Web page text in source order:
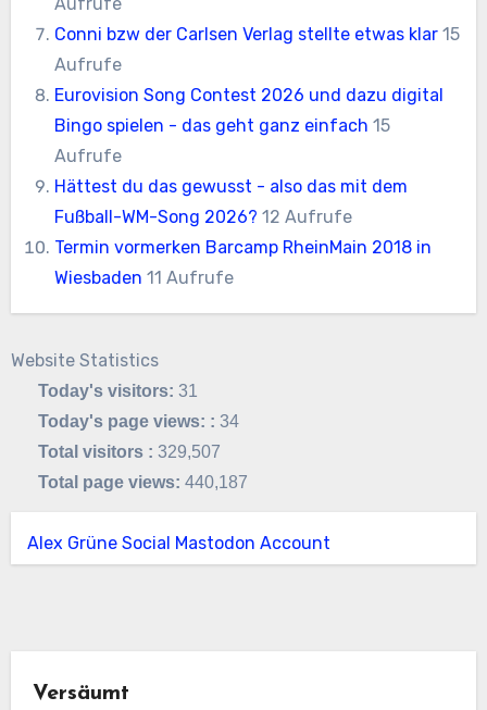
Conni bzw der Carlsen Verlag stellte etwas klar 15
Aufrufe
Eurovision Song Contest 2026 und dazu digital
Bingo spielen - das geht ganz einfach 15
Aufrufe
Hättest du das gewusst - also das mit dem
Fußball-WM-Song 2026? 12 Aufrufe
Termin vormerken Barcamp RheinMain 2018 in
Wiesbaden 11 Aufrufe
Website Statistics
Today's visitors:31
Today's page views: :34
Total visitors :329,507
Total page views:440,187
Alex Grüne Social Mastodon Account
Versäumt